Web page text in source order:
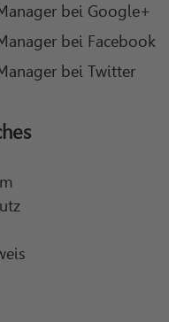
bei Google+
bei Facebook
bei Twitter